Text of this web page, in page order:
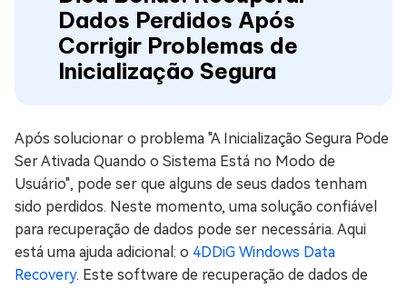
Dados Perdidos Após
Corrigir Problemas de
Inicialização Segura
Após solucionar o problema "A Inicialização Segura Pode
Ser Ativada Quando o Sistema Está no Modo de
Usuário", pode ser que alguns de seus dados tenham
sido perdidos. Neste momento, uma solução confiável
para recuperação de dados pode ser necessária. Aqui
está uma ajuda adicional: o 4DDiG Windows Data
Recovery. Este software de recuperação de dados de